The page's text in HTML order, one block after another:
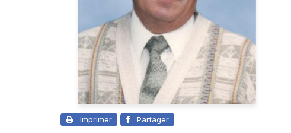
Imprimer Partager